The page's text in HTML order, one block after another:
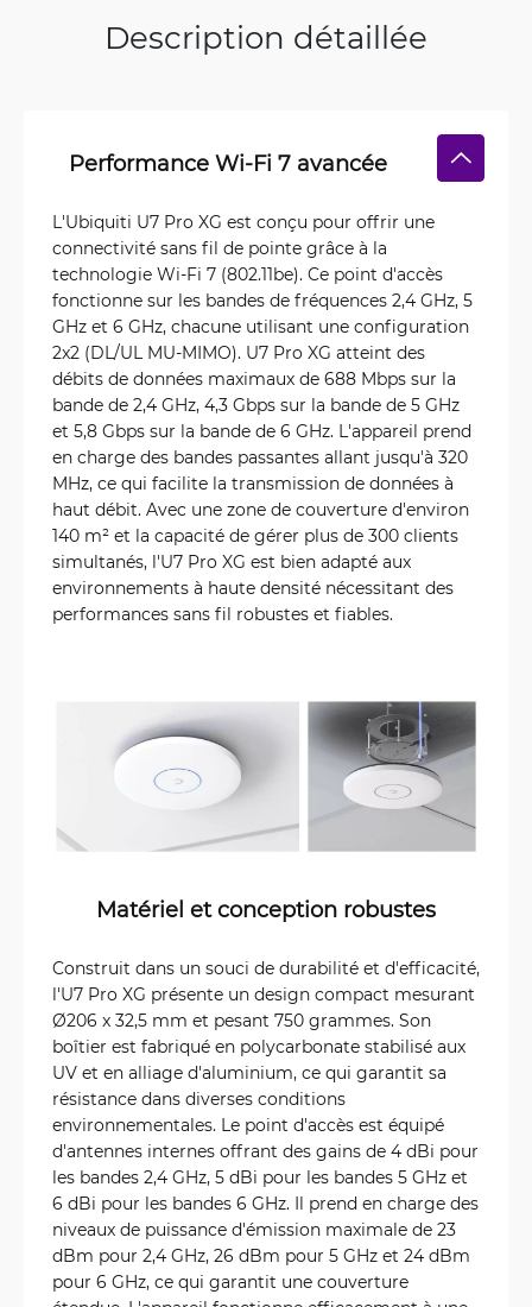
Description détaillée
Performance Wi-Fi 7 avancée
L'Ubiquiti U7 Pro XG est conçu pour offrir une
connectivité sans fil de pointe grâce à la
technologie Wi-Fi 7 (802.11be). Ce point d'accès
fonctionne sur les bandes de fréquences 2,4 GHz, 5
GHz et 6 GHz, chacune utilisant une configuration
2x2 (DL/UL MU-MIMO). U7 Pro XG atteint des
débits de données maximaux de 688 Mbps sur la
bande de 2,4 GHz, 4,3 Gbps sur la bande de 5 GHz
et 5,8 Gbps sur la bande de 6 GHz. L'appareil prend
en charge des bandes passantes allant jusqu'à 320
MHz, ce qui facilite la transmission de données à
haut débit. Avec une zone de couverture d'environ
140 m² et la capacité de gérer plus de 300 clients
simultanés, l'U7 Pro XG est bien adapté aux
environnements à haute densité nécessitant des
performances sans fil robustes et fiables.
Matériel et conception robustes
Construit dans un souci de durabilité et d'efficacité,
l'U7 Pro XG présente un design compact mesurant
Ø206 x 32,5 mm et pesant 750 grammes. Son
boîtier est fabriqué en polycarbonate stabilisé aux
UV et en alliage d'aluminium, ce qui garantit sa
résistance dans diverses conditions
environnementales. Le point d'accès est équipé
d'antennes internes offrant des gains de 4 dBi pour
les bandes 2,4 GHz, 5 dBi pour les bandes 5 GHz et
6 dBi pour les bandes 6 GHz. Il prend en charge des
niveaux de puissance d'émission maximale de 23
dBm pour 2,4 GHz, 26 dBm pour 5 GHz et 24 dBm
pour 6 GHz, ce qui garantit une couverture